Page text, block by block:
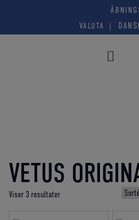
indholdet
VALUTA
VETUS
Viser 3 resultaterSorteret
efter